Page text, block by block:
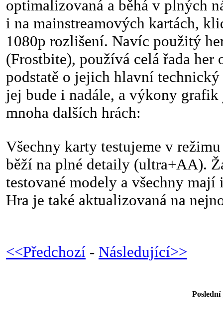
optimalizovaná a běhá v plných
i na mainstreamových kartách,
1080p rozlišení. Navíc použitý
(Frostbite), používá celá řada her
podstatě o jejich hlavní
jej bude i nadále, a výkony
mnoha dalších hrách:
Všechny karty testujeme v
běží na plné detaily (ultra+AA).
testované modely a všechny
Hra je také aktualizovaná na
<<Předchozí - Následující>>